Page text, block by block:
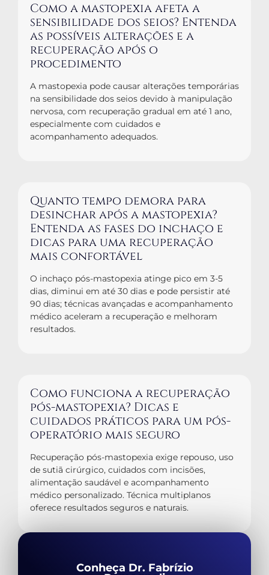
Como a mastopexia afeta a
sensibilidade dos seios? Entenda
as possíveis alterações e a
recuperação após o
procedimento
A mastopexia pode causar alterações temporárias
na sensibilidade dos seios devido à manipulação
nervosa, com recuperação gradual em até 1 ano,
especialmente com cuidados e
acompanhamento adequados.
Quanto tempo demora para
desinchar após a mastopexia?
Entenda as fases do inchaço e
dicas para uma recuperação
mais confortável
O inchaço pós-mastopexia atinge pico em 3-5
dias, diminui em até 30 dias e pode persistir até
90 dias; técnicas avançadas e acompanhamento
médico aceleram a recuperação e melhoram
resultados.
Como funciona a recuperação
pós-mastopexia? Dicas e
cuidados práticos para um pós-
operatório mais seguro
Recuperação pós-mastopexia exige repouso, uso
de sutiã cirúrgico, cuidados com incisões,
alimentação saudável e acompanhamento
médico personalizado. Técnica multiplanos
oferece resultados seguros e naturais.
Conheça Dr. Fabrízio